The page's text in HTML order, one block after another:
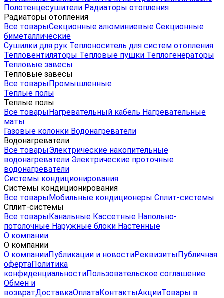
Полотенцесушители Радиаторы отопления
Радиаторы отопления
Все товарыСекционные алюминиевые Секционные
биметаллические
Сушилки для рук Теплоноситель для систем отопления
Тепловентиляторы Тепловые пушки Теплогенераторы
Тепловые завесы
Тепловые завесы
Все товарыПромышленные
Теплые полы
Теплые полы
Все товарыНагревательный кабель Нагревательные
маты
Газовые колонки Водонагреватели
Водонагреватели
Все товарыЭлектрические накопительные
водонагреватели Электрические проточные
водонагреватели
Системы кондиционирования
Системы кондиционирования
Все товарыМобильные кондиционеры Сплит-системы
Сплит-системы
Все товарыКанальные Кассетные Напольно-
потолочные Наружные блоки Настенные
О компании
О компании
О компанииПубликации и новостиРеквизитыПубличная
офертаПолитика
конфиденциальностиПользовательское соглашение
Обмен и
возвратДоставкаОплатаКонтактыАкцииТовары в